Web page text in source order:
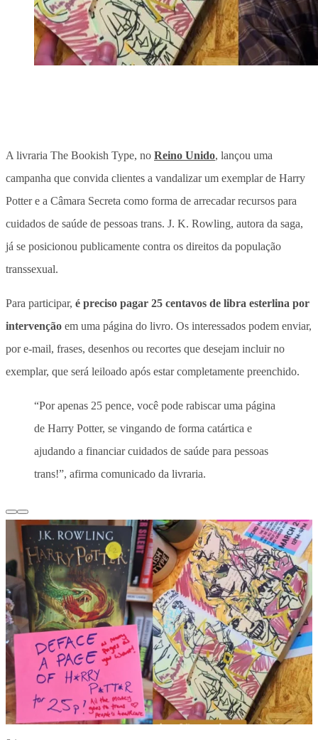
A livraria The Bookish Type, no Reino Unido, lançou uma
campanha que convida clientes a vandalizar um exemplar de Harry
Potter e a Câmara Secreta como forma de arrecadar recursos para
cuidados de saúde de pessoas trans. J. K. Rowling, autora da saga,
já se posicionou publicamente contra os direitos da população
transsexual.
Para participar, é preciso pagar 25 centavos de libra esterlina por
intervenção em uma página do livro. Os interessados podem enviar,
por e-mail, frases, desenhos ou recortes que desejam incluir no
exemplar, que será leiloado após estar completamente preenchido.
“Por apenas 25 pence, você pode rabiscar uma página
de Harry Potter, se vingando de forma catártica e
ajudando a financiar cuidados de saúde para pessoas
trans!”, afirma comunicado da livraria.